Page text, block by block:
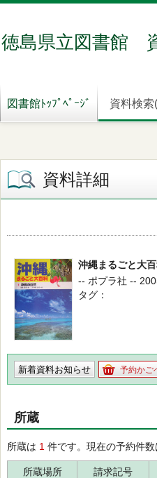
徳島県立図書館
図書館ﾄｯﾌﾟﾍﾟｰｼﾞ 資料検索
資料詳細
沖縄まるごと大百
-- ポプラ社 --
タグ
新着資料お知らせ 予約かご
所蔵
所蔵は 1 件です。現在の予約件数
所蔵場所 請求記号